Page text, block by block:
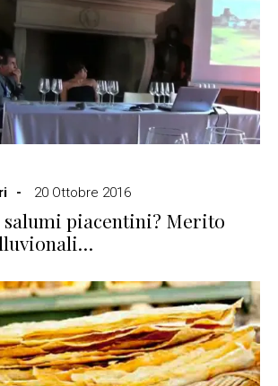
20 Ottobre 2016
salumi piacentini? Merito